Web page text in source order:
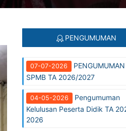
PENGUMUMAN
07-07-2026
PENGUMUMAN
SPMB TA 2026/2027
04-05-2026
Pengumuman
Kelulusan Peserta Didik TA
2026